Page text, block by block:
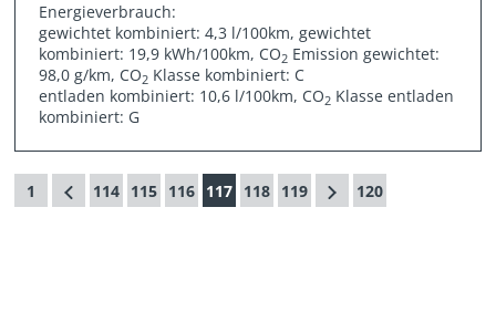
Energieverbrauch:
gewichtet kombiniert: 4,3 l/100km, gewichtet
kombiniert: 19,9 kWh/100km, CO2 Emission gewichtet:
98,0 g/km, CO2 Klasse kombiniert: C
entladen kombiniert: 10,6 l/100km, CO2 Klasse entladen
kombiniert: G
1 114 115 116 117 118 119 120